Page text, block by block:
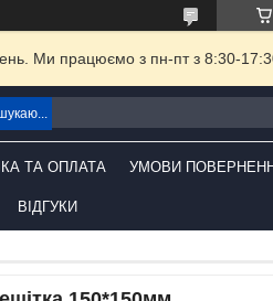
Ми працюємо з пн-пт з 8:30-
ТА ОПЛАТА УМОВИ
ВІДГУКИ